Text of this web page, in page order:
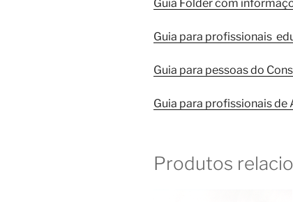
Guia Folder com
Guia para profissionais
Guia para pessoas do
Guia para profissionais de
Produtos